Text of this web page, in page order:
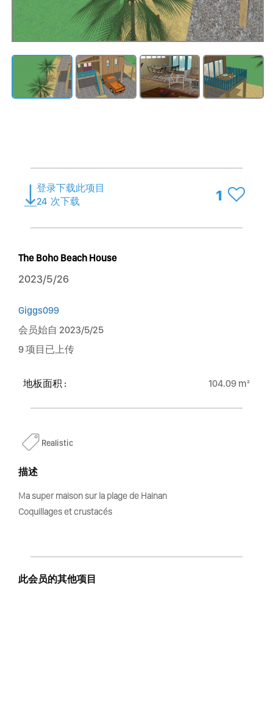
登录下载此项目
24 次下载 1
The Boho Beach House
2023/5/26
Giggs099
会员始自 2023/5/25
9 项目已上传
地板面积 : 104.09 m²
Realistic
描述
Ma super maison sur la plage de Hainan
Coquillages et crustacés
此会员的其他项目